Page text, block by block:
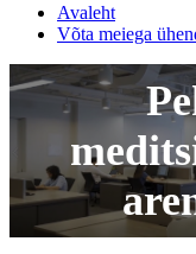
Avaleht
Võta meiega